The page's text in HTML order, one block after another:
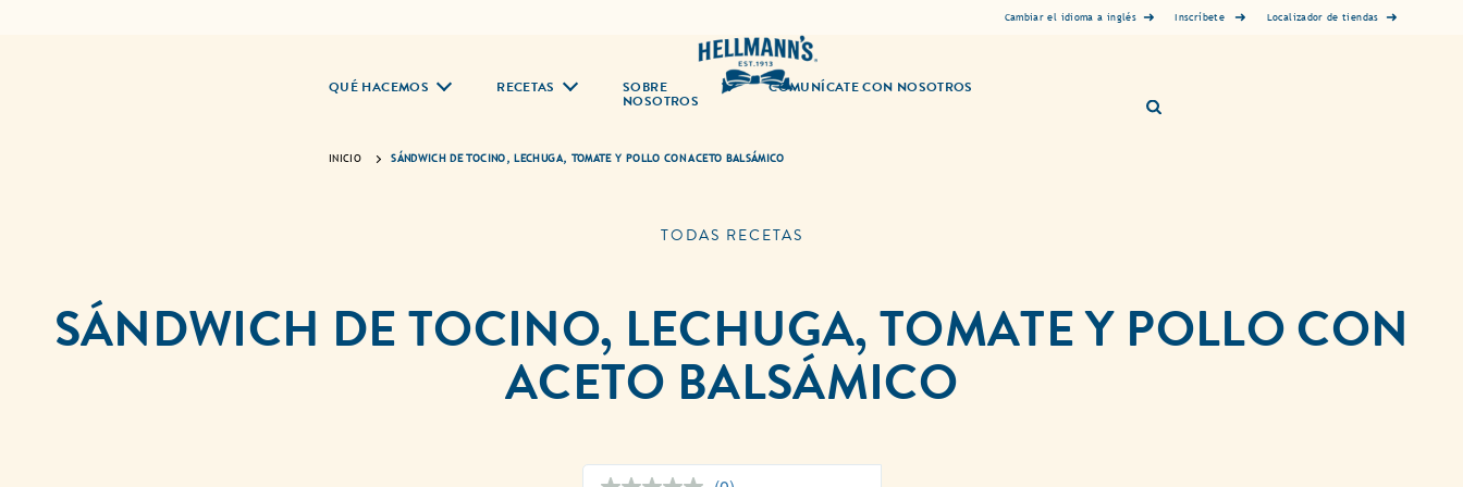
Cambiar el idioma a inglés Inscríbete Localizador de tiendas
QUÉ HACEMOS RECETAS SOBRE
NOSOTROS
COMUNÍCATE CON NOSOTROS
INICIO SÁNDWICH DE TOCINO, LECHUGA, TOMATE Y POLLO CON ACETO BALSÁMICO
TODAS RECETAS
SÁNDWICH DE TOCINO, LECHUGA, TOMATE Y POLLO CON
ACETO BALSÁMICO